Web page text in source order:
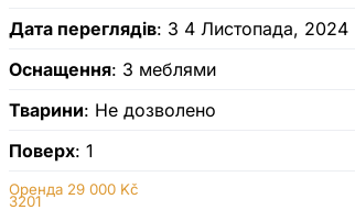
Дата переглядів: З 4 Листопада, 2024
Оснащення: З меблями
Тварини: Не дозволено
Поверх: 1
Оренда 29 000 Kč
3201